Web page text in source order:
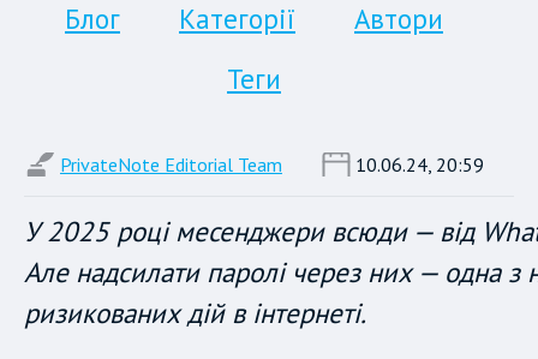
Блог Категорії
Автори
Теги
PrivateNote Editorial Team 10.06.24, 20:59
У 2025 році месенджери всюди — від
Але надсилати паролі через них — одна з
ризикованих дій в інтернеті.